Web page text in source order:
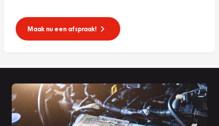
Maak nu een afspraak!